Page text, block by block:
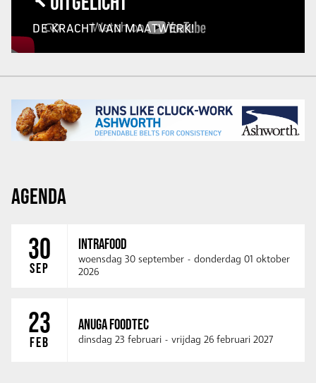
DE KRACHT VAN MAATWERK!
AGENDA
30
SEP
INTRAFOOD
woensdag 30 september - donderdag 01 oktober
2026
23
FEB
ANUGA FOODTEC
dinsdag 23 februari - vrijdag 26 februari 2027